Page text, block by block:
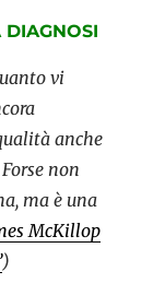
DIAGNOSI
vi
anche
non
ma è una
McKillop
)